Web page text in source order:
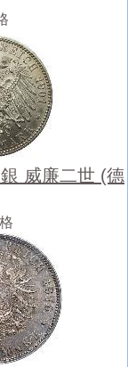
威廉二世 (德